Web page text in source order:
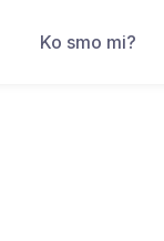
Ko smo mi?